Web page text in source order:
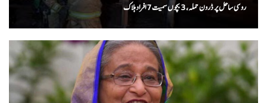
روسی ساحل پر ڈرون حملہ، 3 بچوں سمیت 7 افراد ہلاک